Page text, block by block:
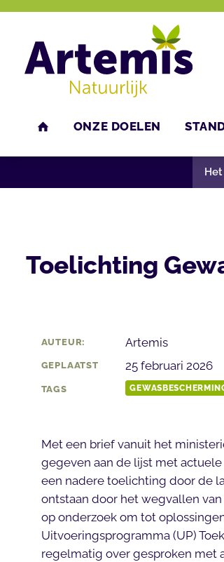
ONZE DOELEN
U bent hier: Home Nieuws Het actuele nieuws
Toelichting
AUTEUR: Artemis
GEPLAATST 25 februari 2026
TAGS
Met een brief vanuit het
gegeven aan de lijst met
een nadere toelichting door de
ontstaan door het wegvallen
op onderzoek om tot
Uitvoeringsprogramma (UP)
regelmatig over gesproken met